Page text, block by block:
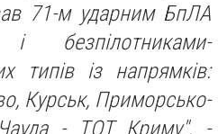
71-м ударним БпЛА
безпілотниками-
типів із напрямків:
Курськ, Приморсько-
- ТОТ Криму", -